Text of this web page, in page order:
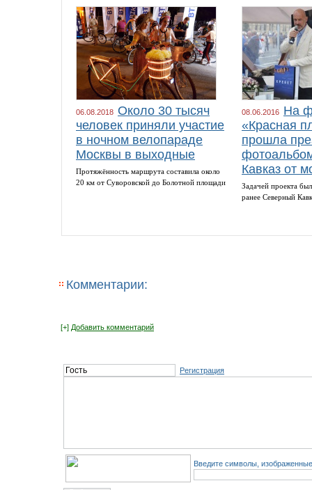
06.08.2018 Около 30 тысяч
человек приняли участие
в ночном велопараде
Москвы в выходные
Протяжённость маршрута составила около
20 км от Суворовской до Болотной площади
08.06.2016 На
«Красная
прошла
Кавказ от
Задачей проекта
ранее Северный
Комментарии:
[+] Добавить комментарий
Регистрация
Введите символы,